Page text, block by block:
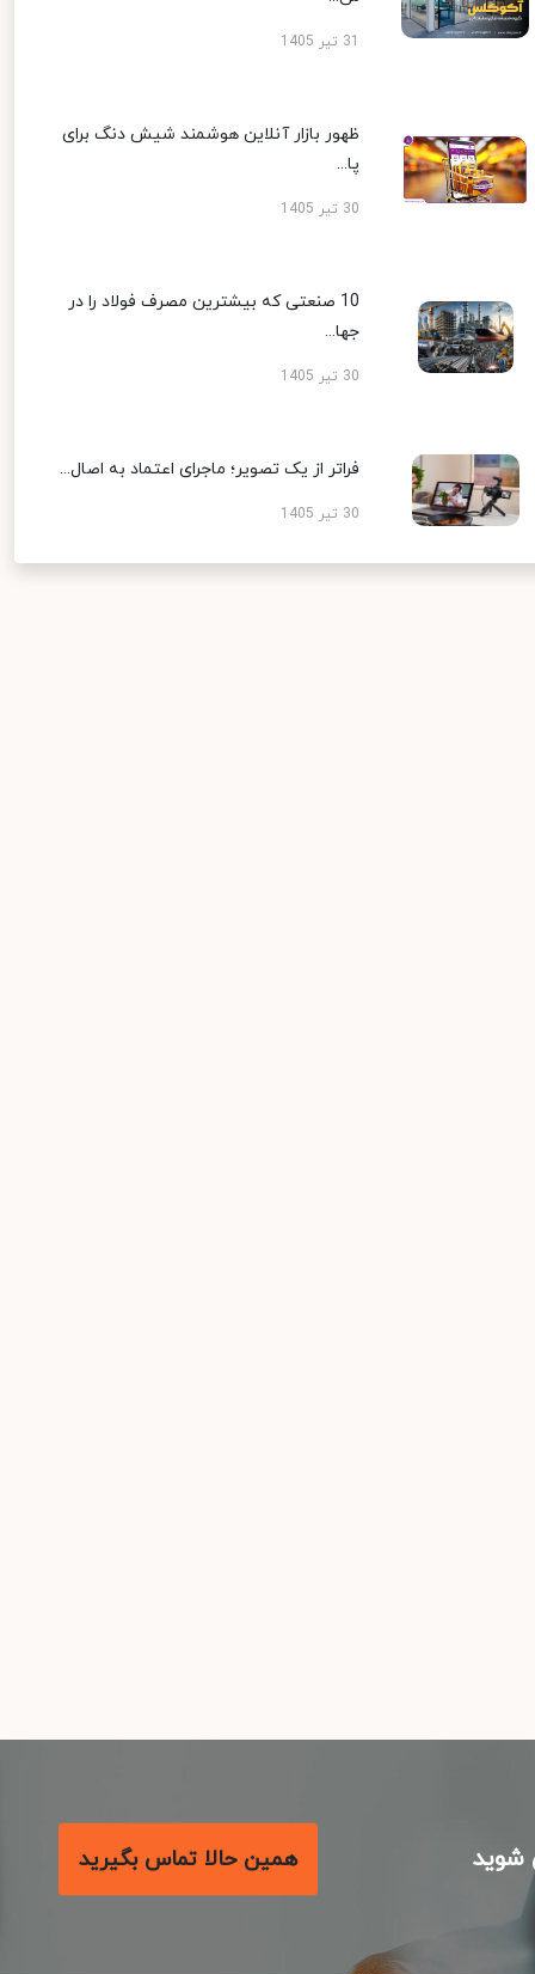
ظهور بازار آنلاین هوشمند شیش دنگ برای
پا...
30 تیر 1405
10 صنعتی که بیشترین مصرف فولاد را در
جها...
30 تیر 1405
فراتر از یک تصویر؛ ماجرای اعتماد به اصال...
30 تیر 1405
همین حالا تماس بگیرید